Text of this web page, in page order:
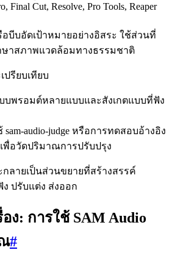
Final Cut, Resolve, Pro Tools, Reaper
บีบอัดเป้าหมายอย่างอิสระ ใช้ส่วนที่
ษาสภาพแวดล้อมทางธรรมชาติ
ปรียบเทียบ
บพรอมต์หลายแบบและสังเกตแบบที่ฟัง
audio-judge หรือการทดสอบอ้างอิง
พื่อวัดปริมาณการปรับปรุง
กลายเป็นส่วนขยายที่สร้างสรรค์
ปรับแต่ง ส่งออก
ง: การใช้ SAM Audio
#